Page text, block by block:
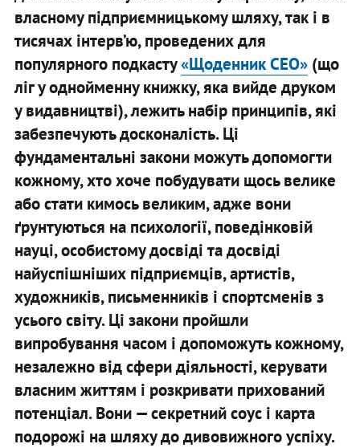
власному підприємницькому шляху, так і в
тисячах інтерв’ю, проведених для
популярного подкасту«Щоденник СЕО»(що
ліг у однойменну книжку, яка вийде друком
у видавництві), лежить набір принципів, які
забезпечують досконалість. Ці
фундаментальні закони можуть допомогти
кожному, хто хоче побудувати щось велике
або стати кимось великим, адже вони
ґрунтуються на психології, поведінковій
науці, особистому досвіді та досвіді
найуспішніших підприємців, артистів,
художників, письменників і спортсменів з
усього світу. Ці закони пройшли
випробування часом і допоможуть кожному,
незалежно від сфери діяльності, керувати
власним життям і розкривати прихований
потенціал. Вони — секретний соус і карта
подорожі на шляху до дивовижного успіху.